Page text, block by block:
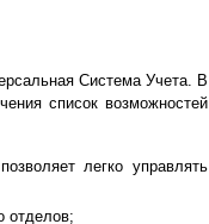
Система Учета. В
список возможностей
легко управлять
отделов;